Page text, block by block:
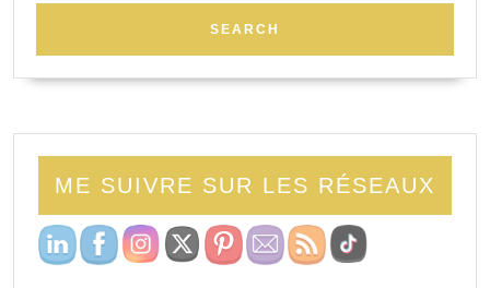
ME SUIVRE SUR LES RÉSEAUX